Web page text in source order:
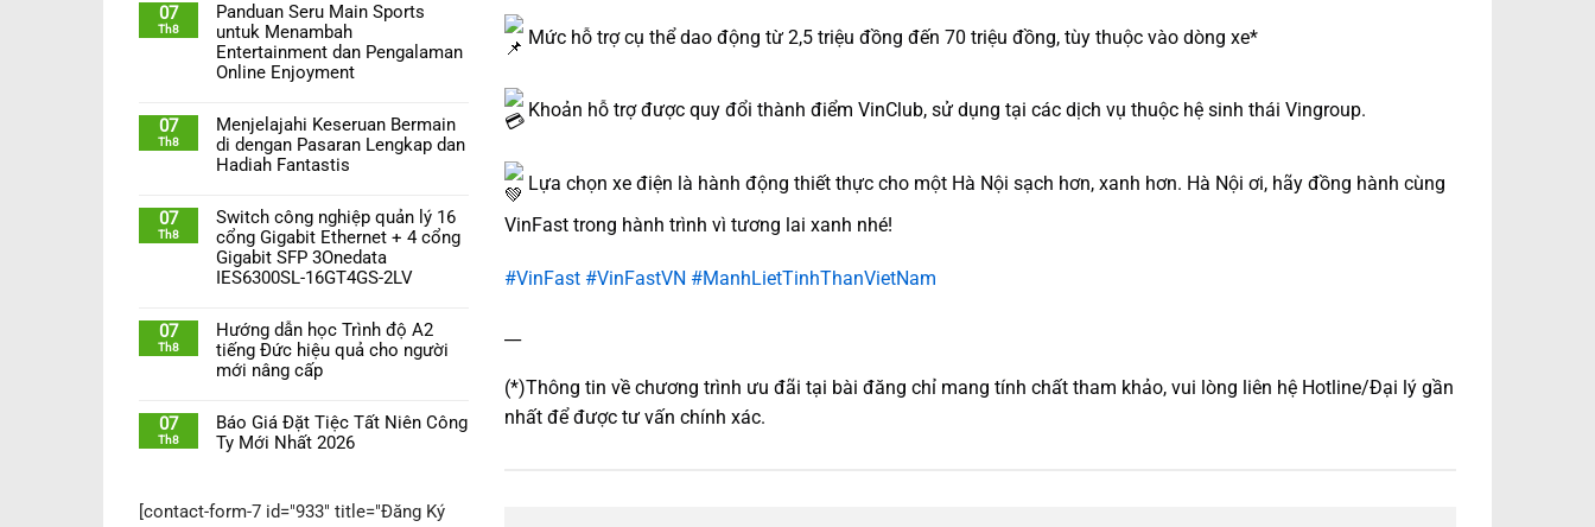
07
Th8
Panduan Seru Main Sports
untuk Menambah
Entertainment dan Pengalaman
Online Enjoyment
07
Th8
Menjelajahi Keseruan Bermain
di dengan Pasaran Lengkap dan
Hadiah Fantastis
07
Th8
Switch công nghiệp quản lý 16
cổng Gigabit Ethernet + 4 cổng
Gigabit SFP 3Onedata
IES6300SL-16GT4GS-2LV
07
Th8
Hướng dẫn học Trình độ A2
tiếng Đức hiệu quả cho người
mới nâng cấp
07
Th8
Báo Giá Đặt Tiệc Tất Niên Công
Ty Mới Nhất 2026
[contact-form-7 id="933" title="Đăng Ký
Mức hỗ trợ cụ thể dao động từ 2,5 triệu đồng đến 70 triệu đồng, tùy thuộc vào dòng xe*
Khoản hỗ trợ được quy đổi thành điểm VinClub, sử dụng tại các dịch vụ thuộc hệ sinh thái Vingroup.
Lựa chọn xe điện là hành động thiết thực cho một Hà Nội sạch hơn, xanh hơn. Hà Nội ơi, hãy đồng hành cùng
VinFast trong hành trình vì tương lai xanh nhé!
#VinFast #VinFastVN #ManhLietTinhThanVietNam
(*)Thông tin về chương trình ưu đãi tại bài đăng chỉ mang tính chất tham khảo, vui lòng liên hệ Hotline/Đại lý gần
nhất để được tư vấn chính xác.